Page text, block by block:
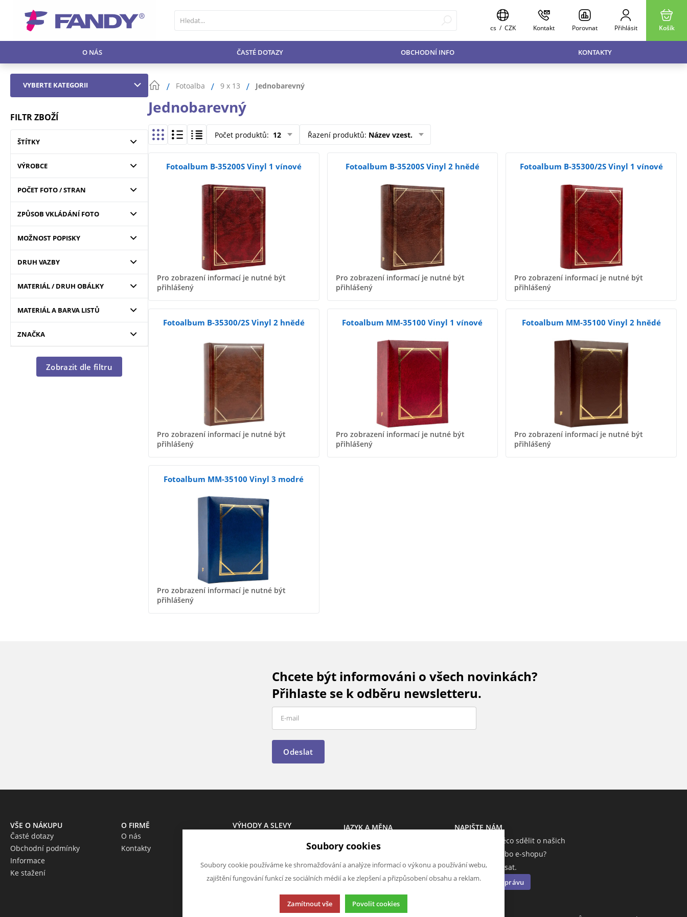
cs / CZK Kontakt Porovnat Přihlásit Košík
O NÁS ČASTÉ DOTAZY OBCHODNÍ INFO KONTAKTY
VYBERTE KATEGORII
FILTR ZBOŽÍ
ŠTÍTKY
VÝROBCE
POČET FOTO / STRAN
ZPŮSOB VKLÁDÁNÍ FOTO
MOŽNOST POPISKY
DRUH VAZBY
MATERIÁL / DRUH OBÁLKY
MATERIÁL A BARVA LISTŮ
ZNAČKA
Zobrazit dle filtru
Fotoalba 9 x 13 Jednobarevný
Jednobarevný
Počet produktů: 12 Řazení produktů: Název vzest.
Fotoalbum B-35200S Vinyl 1 vínové
Pro zobrazení informací je nutné být
přihlášený
Fotoalbum B-35200S Vinyl 2 hnědé
Pro zobrazení informací je nutné být
přihlášený
Fotoalbum B-35300/2S Vinyl 1 vínové
Pro zobrazení informací je nutné být
přihlášený
Fotoalbum B-35300/2S Vinyl 2 hnědé
Pro zobrazení informací je nutné být
přihlášený
Fotoalbum MM-35100 Vinyl 1 vínové
Pro zobrazení informací je nutné být
přihlášený
Fotoalbum MM-35100 Vinyl 2 hnědé
Pro zobrazení informací je nutné být
přihlášený
Fotoalbum MM-35100 Vinyl 3 modré
Pro zobrazení informací je nutné být
přihlášený
Chcete být informováni o všech novinkách?
Přihlaste se k odběru newsletteru.
Odeslat
VŠE O NÁKUPU
Časté dotazy
Obchodní podmínky
Informace
Ke stažení
O FIRMĚ
O nás
Kontakty
VÝHODY A SLEVY
Novinky
Výprodej
JAZYK A MĚNA
CS
CZK (Kč )
NAPIŠTE NÁM
Chcete nám něco sdělit o našich
produktech nebo e-shopu?
Neváhejte napsat.
Chci napsat zprávu
Soubory cookies
Soubory cookie používáme ke shromažďování a analýze informací o výkonu a používání webu,
zajištění fungování funkcí ze sociálních médií a ke zlepšení a přizpůsobení obsahu a reklam.
Zamítnout vše Povolit cookies